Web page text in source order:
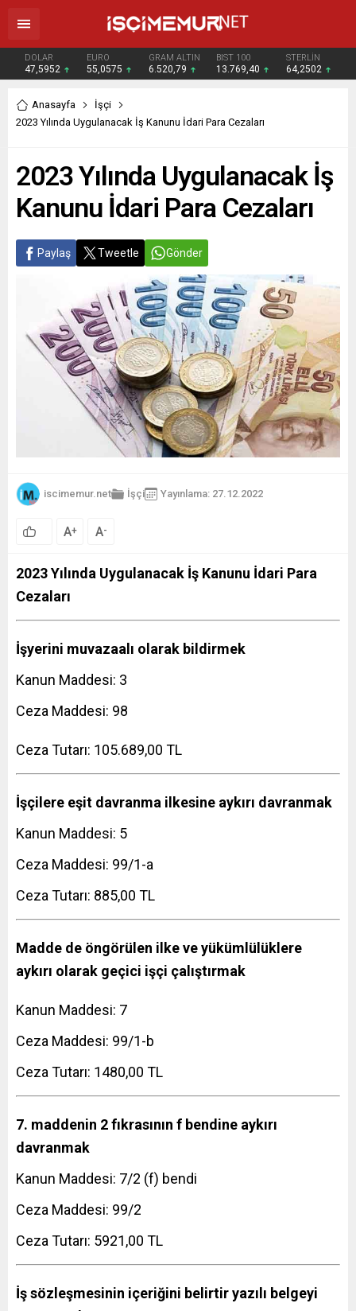
DOLAR
47,5952
EURO
55,0575
GRAM ALTIN
6.520,79
BIST 100
13.769,40
STERLİN
64,2502
Anasayfa
İşçi
2023 Yılında Uygulanacak İş Kanunu İdari Para Cezaları
2023 Yılında Uygulanacak İş
Kanunu İdari Para Cezaları
Paylaş Tweetle Gönder
iscimemur.net İşçi Yayınlama: 27.12.2022
A+ A-
2023 Yılında Uygulanacak İş Kanunu İdari Para
Cezaları
İşyerini muvazaalı olarak bildirmek
Kanun Maddesi: 3
Ceza Maddesi: 98
Ceza Tutarı: 105.689,00 TL
İşçilere eşit davranma ilkesine aykırı davranmak
Kanun Maddesi: 5
Ceza Maddesi: 99/1-a
Ceza Tutarı: 885,00 TL
Madde de öngörülen ilke ve yükümlülüklere
aykırı olarak geçici işçi çalıştırmak
Kanun Maddesi: 7
Ceza Maddesi: 99/1-b
Ceza Tutarı: 1480,00 TL
7. maddenin 2 fıkrasının f bendine aykırı
davranmak
Kanun Maddesi: 7/2 (f) bendi
Ceza Maddesi: 99/2
Ceza Tutarı: 5921,00 TL
İş sözleşmesinin içeriğini belirtir yazılı belgeyi